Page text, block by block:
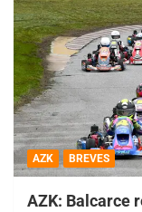
AZK BREVES
AZK: Balcarce